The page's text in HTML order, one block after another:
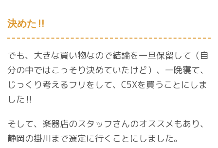
決めた ‼︎
でも、大きな買い物なので結論を一旦保留して（自
分の中ではこっそり決めていたけど）、一晩寝て、
じっくり考えるフリをして、C5Xを買うことにしま
した‼︎
そして、楽器店のスタッフさんのオススメもあり、
静岡の掛川まで選定に行くことにしました。